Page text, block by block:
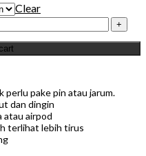
Clear
perlu pake pin atau jarum.
dan dingin
atau airpod
terlihat lebih tirus